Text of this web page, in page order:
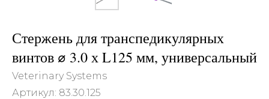
Стержень для транспедикулярных
винтов ⌀ 3.0 х L125 мм, универсальный
Veterinary Systems
Артикул: 83.30.125